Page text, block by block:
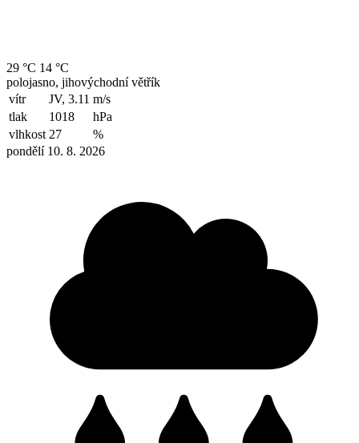
29 °C 14 °C
polojasno, jihovýchodní větřík
vítr
JV, 3.11 m/s
tlak
1018
hPa
vlhkost 27
%
pondělí 10. 8. 2026